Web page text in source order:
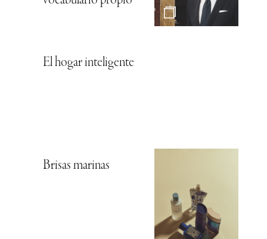
El hogar inteligente
Brisas marinas